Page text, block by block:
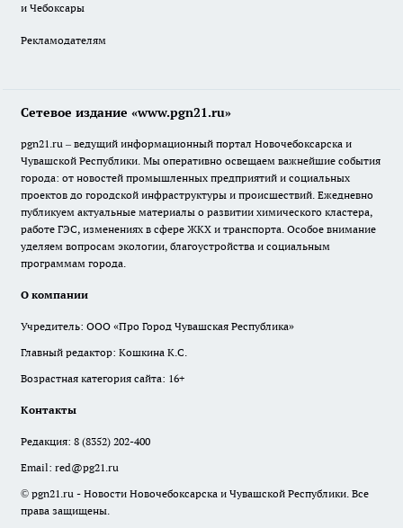
и Чебоксары
Рекламодателям
Сетевое издание «www.pgn21.ru»
pgn21.ru – ведущий информационный портал Новочебоксарска и
Чувашской Республики. Мы оперативно освещаем важнейшие события
города: от новостей промышленных предприятий и социальных
проектов до городской инфраструктуры и происшествий. Ежедневно
публикуем актуальные материалы о развитии химического кластера,
работе ГЭС, изменениях в сфере ЖКХ и транспорта. Особое внимание
уделяем вопросам экологии, благоустройства и социальным
программам города.
О компании
Учредитель: ООО «Про Город Чувашская Республика»
Главный редактор: Кошкина К.С.
Возрастная категория сайта: 16+
Контакты
Редакция: 8 (8352) 202-400
Email: red@pg21.ru
© pgn21.ru - Новости Новочебоксарска и Чувашской Республики. Все
права защищены.